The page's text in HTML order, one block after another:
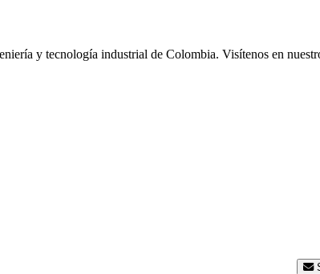
y tecnología industrial de Colombia. Visítenos en